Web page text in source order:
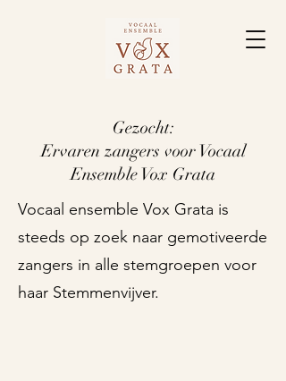
Gezocht:
Ervaren zangers voor Vocaal
Ensemble Vox Grata
Vocaal ensemble Vox Grata is
steeds op zoek naar gemotiveerde
zangers in alle stemgroepen voor
haar Stemmenvijver.